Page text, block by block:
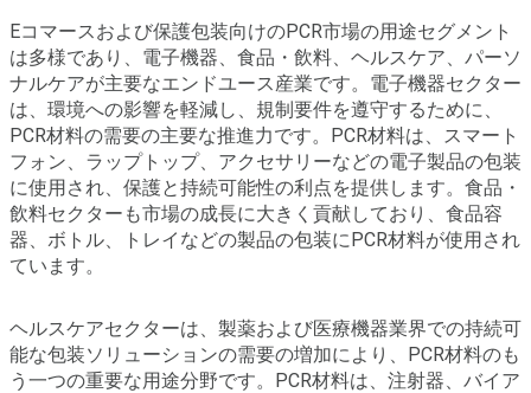
Eコマースおよび保護包装向けのPCR市場の用途セグメント
は多様であり、電子機器、食品・飲料、ヘルスケア、パーソ
ナルケアが主要なエンドユース産業です。電子機器セクター
は、環境への影響を軽減し、規制要件を遵守するために、
PCR材料の需要の主要な推進力です。PCR材料は、スマート
フォン、ラップトップ、アクセサリーなどの電子製品の包装
に使用され、保護と持続可能性の利点を提供します。食品・
飲料セクターも市場の成長に大きく貢献しており、食品容
器、ボトル、トレイなどの製品の包装にPCR材料が使用され
ています。
ヘルスケアセクターは、製薬および医療機器業界での持続可
能な包装ソリューションの需要の増加により、PCR材料のも
う一つの重要な用途分野です。PCR材料は、注射器、バイア